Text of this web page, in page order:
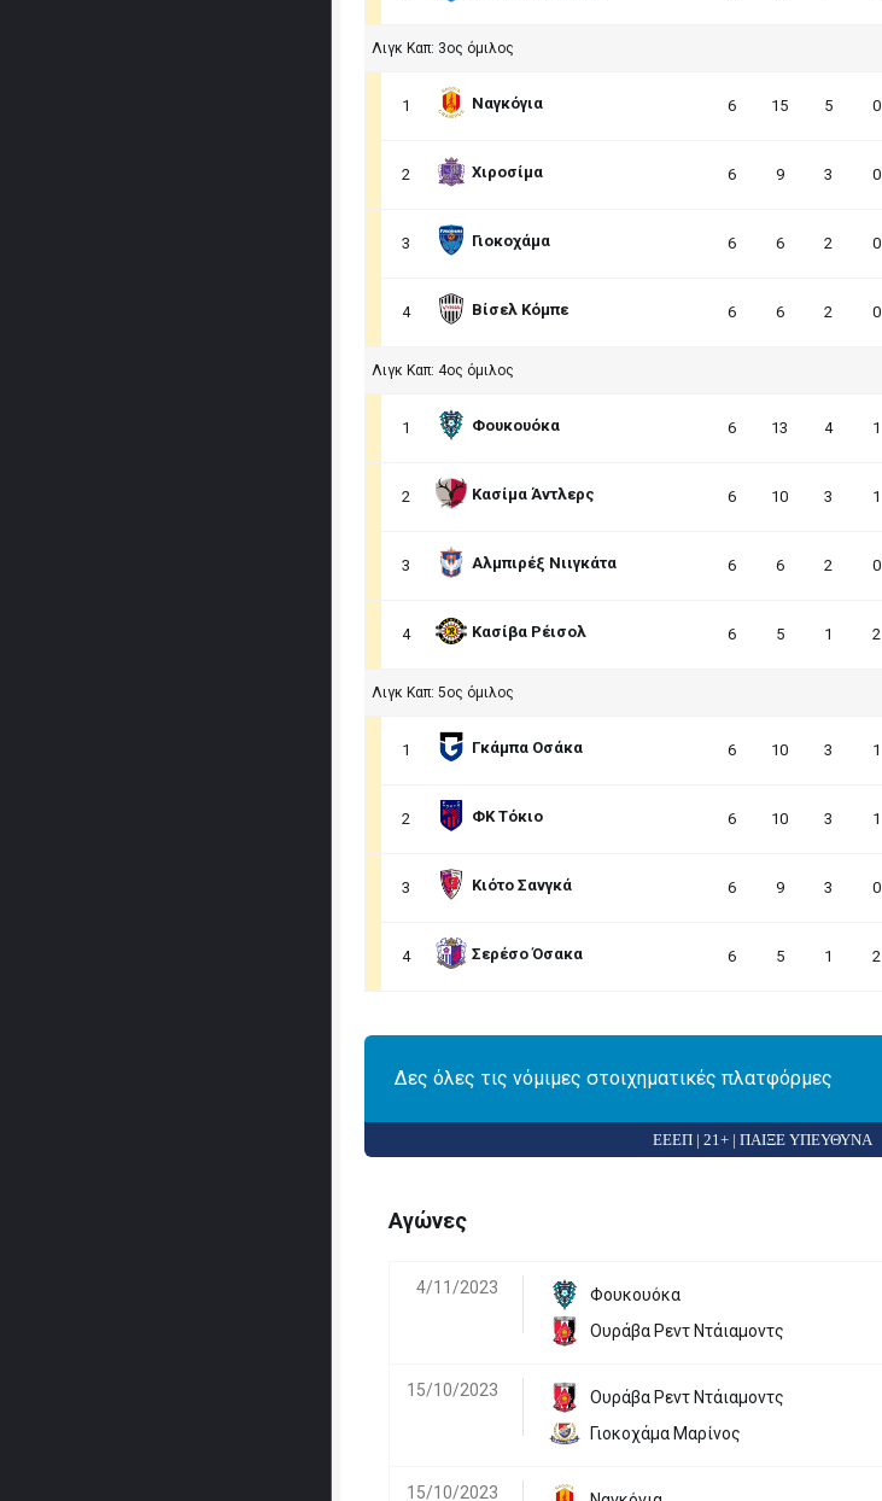
Λιγκ Καπ: 3ος όμιλος
1 Ναγκόγια 6 15 5 0
2 Χιροσίμα 6 9 3 0
3 Γιοκοχάμα 6 6 2 0
4 Βίσελ Κόμπε 6 6 2 0
Λιγκ Καπ: 4ος όμιλος
1 Φουκουόκα 6 13 4 1
2 Κασίμα Άντλερς 6 10 3 1
3 Αλμπιρέξ Νιιγκάτα 6 6 2 0
4 Κασίβα Ρέισολ 6 5 1 2
Λιγκ Καπ: 5ος όμιλος
1 Γκάμπα Οσάκα 6 10 3 1
2 ΦΚ Τόκιο 6 10 3 1
3 Κιότο Σανγκά 6 9 3 0
4 Σερέσο Όσακα 6 5 1 2
Δες όλες τις νόμιμες στοιχηματικές πλατφόρμες
ΕΕΕΠ | 21+ | ΠΑΙΞΕ ΥΠΕΥΘΥΝΑ
Αγώνες
4/11/2023
Φουκουόκα
Ουράβα Ρεντ Ντάιαμοντς
15/10/2023
Ουράβα Ρεντ Ντάιαμοντς
Γιοκοχάμα Μαρίνος
15/10/2023